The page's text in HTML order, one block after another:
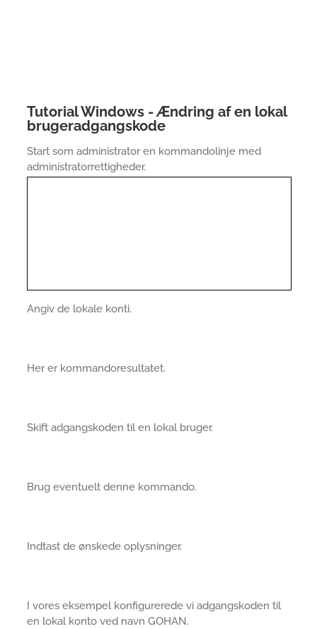
Tutorial Windows - Ændring af en lokal
brugeradgangskode
Start som administrator en kommandolinje med
administratorrettigheder.
Angiv de lokale konti.
Her er kommandoresultatet.
Skift adgangskoden til en lokal bruger.
Brug eventuelt denne kommando.
Indtast de ønskede oplysninger.
I vores eksempel konfigurerede vi adgangskoden til
en lokal konto ved navn GOHAN.